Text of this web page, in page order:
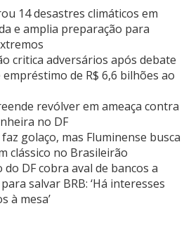
14 desastres climáticos em
e amplia preparação para
critica adversários após debate
de R$ 6,6 bilhões ao
revólver em ameaça contra
no DF
golaço, mas Fluminense busca
clássico no Brasileirão
do DF cobra aval de bancos a
salvar BRB: ‘Há interesses
à mesa’